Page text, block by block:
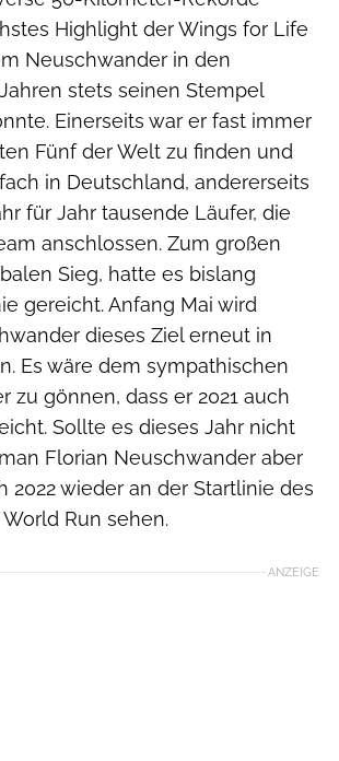
Highlight der Wings for Life
Neuschwander in den
stets seinen Stempel
Einerseits war er fast immer
Fünf der Welt zu finden und
in Deutschland, andererseits
für Jahr tausende Läufer, die
anschlossen. Zum großen
Sieg, hatte es bislang
gereicht. Anfang Mai wird
dieses Ziel erneut in
Es wäre dem sympathischen
zu gönnen, dass er 2021 auch
Sollte es dieses Jahr nicht
Florian Neuschwander aber
2022 wieder an der Startlinie des
Run sehen.
ANZEIGE